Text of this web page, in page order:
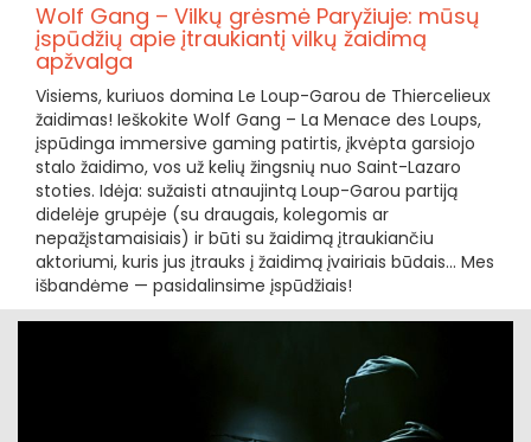
Wolf Gang – Vilkų grėsmė Paryžiuje: mūsų
įspūdžių apie įtraukiantį vilkų žaidimą
apžvalga
Visiems, kuriuos domina Le Loup-Garou de Thiercelieux
žaidimas! Ieškokite Wolf Gang – La Menace des Loups,
įspūdinga immersive gaming patirtis, įkvėpta garsiojo
stalo žaidimo, vos už kelių žingsnių nuo Saint-Lazaro
stoties. Idėja: sužaisti atnaujintą Loup-Garou partiją
didelėje grupėje (su draugais, kolegomis ar
nepažįstamaisiais) ir būti su žaidimą įtraukiančiu
aktoriumi, kuris jus įtrauks į žaidimą įvairiais būdais... Mes
išbandėme — pasidalinsime įspūdžiais!